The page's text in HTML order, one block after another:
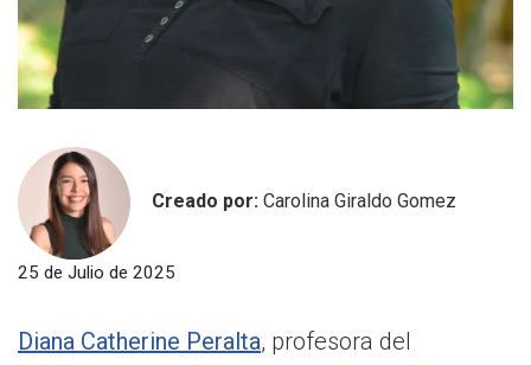
Creado por: Carolina Giraldo Gomez
25 de Julio de 2025
Diana Catherine Peralta, profesora del